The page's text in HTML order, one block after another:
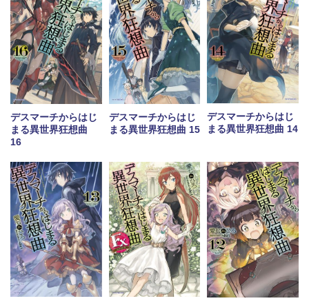
デスマーチからはじ
まる異世界狂想曲
16
デスマーチからはじ
まる異世界狂想曲 15
デスマーチからはじ
まる異世界狂想曲 14